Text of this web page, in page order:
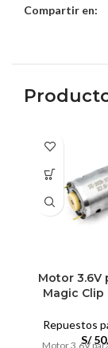
Compartir en:
Motor 3.6V
Magic Clip
Repuestos
S/
Motor 3.6V